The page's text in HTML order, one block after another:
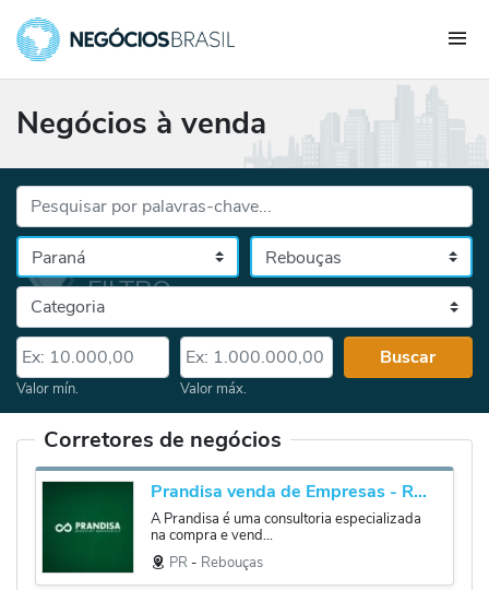
Negócios à venda
Palavras-chave...
Cidade
Selecione o estado, depois a cidade
Categoria
Valor mín.
Valor mín.
Valor máx.
Valor máx.
Buscar
Corretores de negócios
Prandisa venda de Empresas - Repasse de Franquias - Valuation
A Prandisa é uma consultoria especializada
na compra e vend...
PR ‐ Rebouças